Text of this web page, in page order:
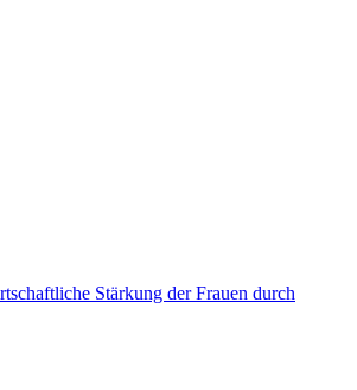
Stärkung der Frauen durch